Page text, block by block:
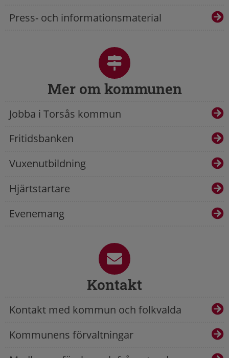
Press- och informationsmaterial
Mer om kommunen
Jobba i Torsås kommun
Fritidsbanken
Vuxenutbildning
Hjärtstartare
Evenemang
Kontakt
Kontakt med kommun och folkvalda
Kommunens förvaltningar